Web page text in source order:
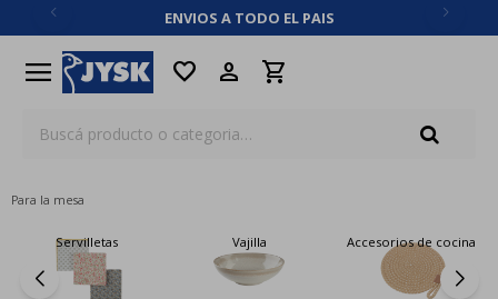
ENVIOS A TODO EL PAIS
menu favorite
Para la mesa
Servilletas Vajilla Accesorios de cocina
close